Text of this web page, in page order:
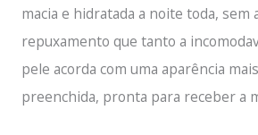
macia e hidratada a noite toda, sem
repuxamento que tanto a
pele acorda com uma aparência
preenchida, pronta para receber a